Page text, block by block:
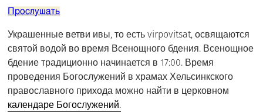
Прослушать
Украшенные ветви ивы, то есть virpovitsat, освящаются
святой водой во время Всенощного бдения. Всенощное
бдение традиционно начинается в 17:00. Время
проведения Богослужений в храмах Хельсинкского
православного прихода можно найти в церковном
календаре Богослужений.